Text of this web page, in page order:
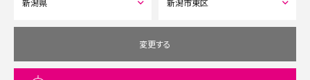
データチャージサイト
変更する